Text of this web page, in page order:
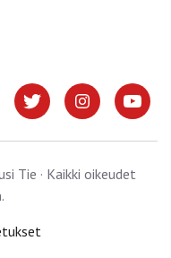
Tie · Kaikki oikeudet